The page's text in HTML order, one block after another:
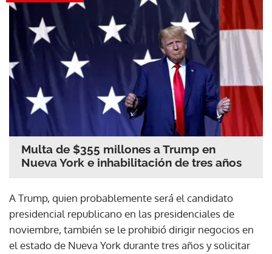
Multa de $355 millones a Trump en
Nueva York e inhabilitación de tres años
A Trump, quien probablemente será el candidato
presidencial republicano en las presidenciales de
noviembre, también se le prohibió dirigir negocios en
el estado de Nueva York durante tres años y solicitar